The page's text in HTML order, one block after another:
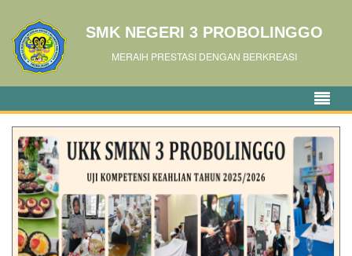
SMK NEGERI 3 PROBOLINGGO
MERAIH PRESTASI DENGAN BERKREASI